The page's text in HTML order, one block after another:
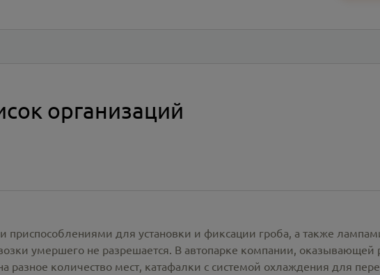
организаций
для установки и фиксации гроба, а также
умершего не разрешается. В автопарке компании, оказывающей
количество мест, катафалки с системой охлаждения для